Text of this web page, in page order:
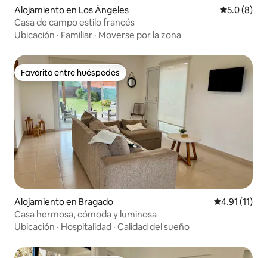
Alojamiento en Los Ángeles
5.0 (8)
Casa de campo estilo francés
Ubicación · Familiar · Moverse por la zona
Favorito entre huéspedes
Favorito entre huéspedes
Alojamiento en Bragado Calificación
4.91 (11)
Casa hermosa, cómoda y luminosa
Ubicación · Hospitalidad · Calidad del sueño